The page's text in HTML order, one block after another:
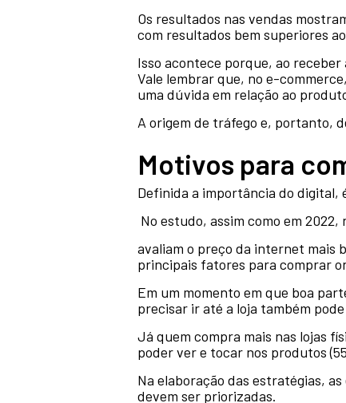
Os resultados nas vendas
com resultados bem superiores
Isso acontece porque, ao
Vale lembrar que, no e-
uma dúvida em relação ao
A origem de tráfego e, portanto,
Motivos para
Definida a importância do digital,
No estudo, assim como em
avaliam o preço da internet mais
principais fatores para comprar
Em um momento em que boa
precisar ir até a loja também
Já quem compra mais nas lojas
poder ver e tocar nos produtos
Na elaboração das estratégias,
devem ser priorizadas.